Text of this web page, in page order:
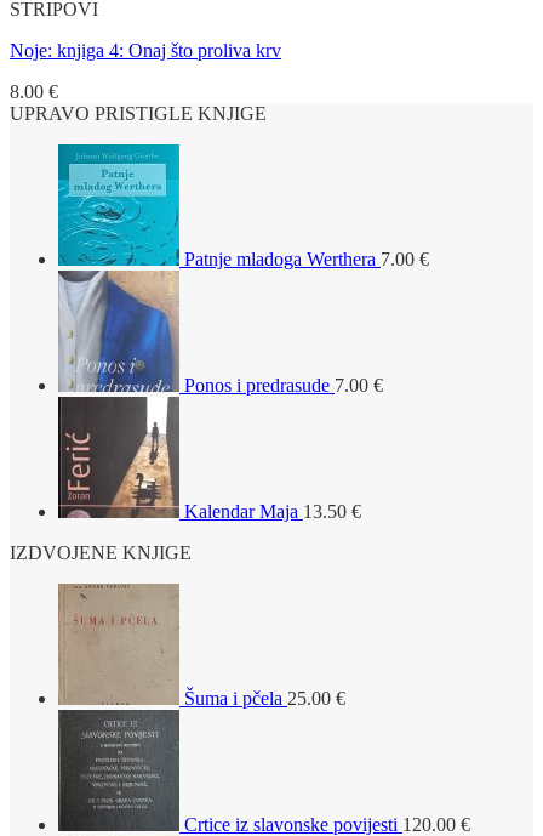
STRIPOVI
Noje: knjiga 4: Onaj što proliva krv
8.00 €
UPRAVO PRISTIGLE KNJIGE
Patnje mladoga Werthera 7.00 €
Ponos i predrasude 7.00 €
Kalendar Maja 13.50 €
IZDVOJENE KNJIGE
Šuma i pčela 25.00 €
Crtice iz slavonske povijesti 120.00 €